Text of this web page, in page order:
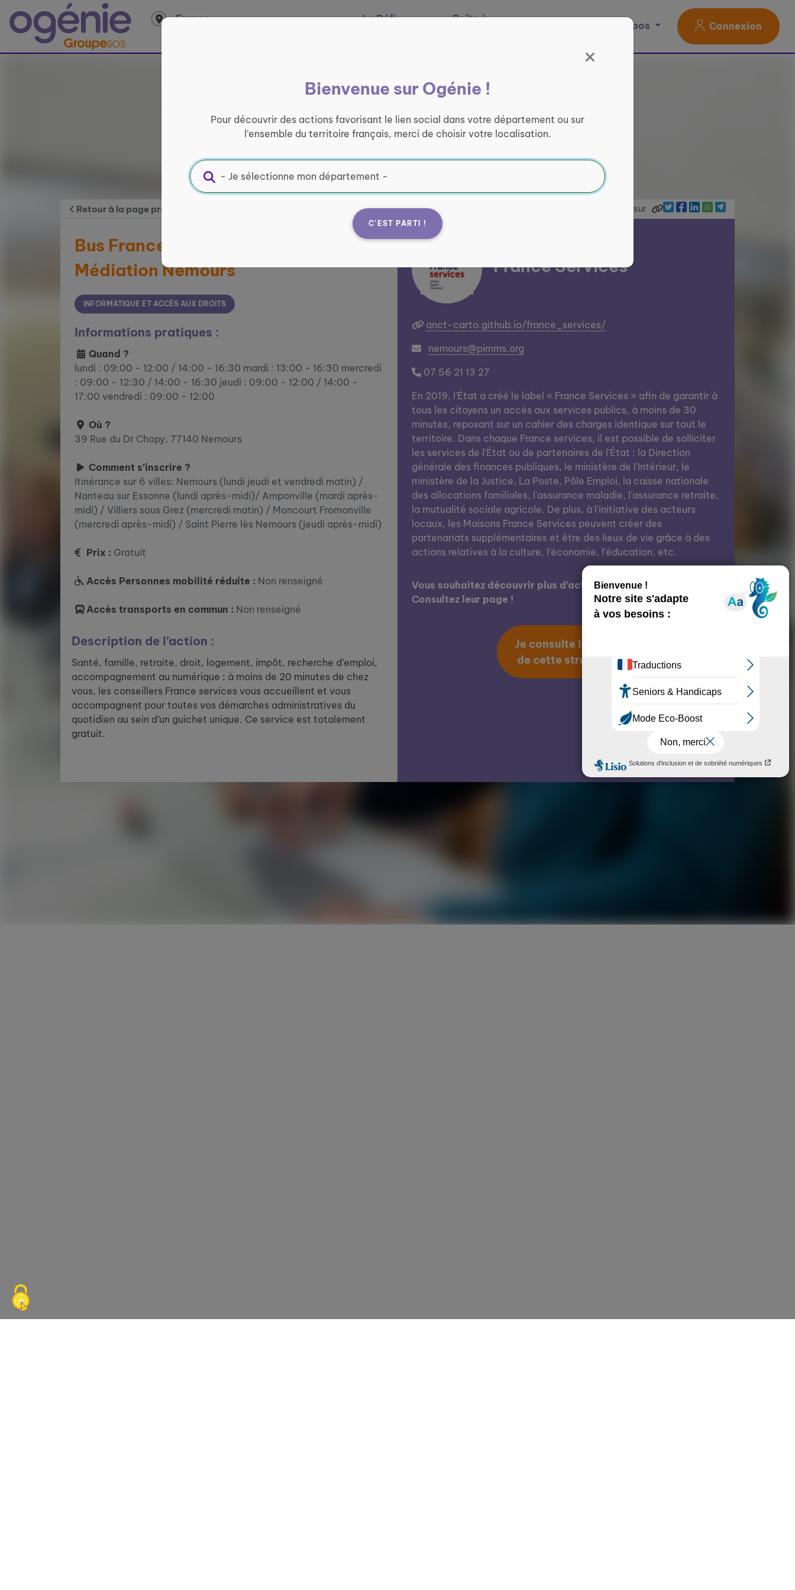
France
Le Défi
Boîte à
À propos Connexion
Bienvenue sur Ogénie !
Pour découvrir des actions favorisant le lien social dans votre département ou sur
l'ensemble du territoire français, merci de choisir votre localisation.
C'EST PARTI !
Retour à la page précédente Partager sur
Bus France services Pimms
Médiation Nemours
INFORMATIQUE ET ACCÈS AUX DROITS
Informations pratiques :
Quand ?
lundi : 09:00 - 12:00 / 14:00 - 16:30 mardi : 13:00 - 16:30 mercredi
: 09:00 - 12:30 / 14:00 - 16:30 jeudi : 09:00 - 12:00 / 14:00 -
17:00 vendredi : 09:00 - 12:00
Où ?
39 Rue du Dr Chopy, 77140 Nemours
Comment s’inscrire ?
Itinérance sur 6 villes: Nemours (lundi jeudi et vendredi matin) /
Nanteau sur Essonne (lundi après-midi)/ Amponville (mardi après-
midi) / Villiers sous Grez (mercredi matin) / Moncourt Fromonville
(mercredi après-midi) / Saint Pierre lès Nemours (jeudi après-midi)
Prix : Gratuit
Accès Personnes mobilité réduite : Non renseigné
Accès transports en commun : Non renseigné
Description de l’action :
Santé, famille, retraite, droit, logement, impôt, recherche d’emploi,
accompagnement au numérique : à moins de 20 minutes de chez
vous, les conseillers France services vous accueillent et vous
accompagnent pour toutes vos démarches administratives du
quotidien au sein d’un guichet unique. Ce service est totalement
gratuit.
France Services
anct-carto.github.io/france_services/
nemours@pimms.org
07 56 21 13 27
En 2019, l’État a créé le label « France Services » afin de garantir à
tous les citoyens un accès aux services publics, à moins de 30
minutes, reposant sur un cahier des charges identique sur tout le
territoire. Dans chaque France services, il est possible de solliciter
les services de l'État ou de partenaires de l'État : la Direction
générale des finances publiques, le ministère de l'Intérieur, le
ministère de la Justice, La Poste, Pôle Emploi, la caisse nationale
des allocations familiales, l'assurance maladie, l'assurance retraite,
la mutualité sociale agricole. De plus, à l’initiative des acteurs
locaux, les Maisons France Services peuvent créer des
partenariats supplémentaires et être des lieux de vie grâce à des
actions relatives à la culture, l’économie, l’éducation, etc.
Vous souhaitez découvrir plus d’actions de cette structure ?
Consultez leur page !
Je consulte la page
de cette structure
Panneau de gestion des cookies